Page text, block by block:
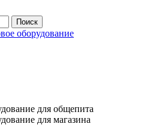
для общепита
для магазина